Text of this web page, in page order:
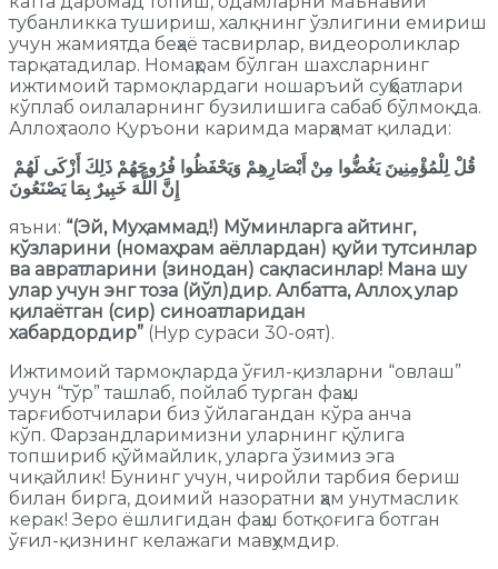
тубанликка тушириш, халқнинг ўзлигини емириш
учун жамиятда беҳаё тасвирлар, видеороликлар
тарқатадилар. Номаҳрам бўлган шахсларнинг
ижтимоий тармоқлардаги ношаръий суҳбатлари
кўплаб оилаларнинг бузилишига сабаб бўлмоқда.
Аллоҳ таоло Қуръони каримда марҳамат қилади:
قُلْ لِلْمُؤْمِنِينَ يَغُضُّوا مِنْ أَبْصَارِهِمْ وَيَحْفَظُوا فُرُوجَهُمْ ذَلِكَ أَزْكَى لَهُمْ
إِنَّ اللَّهَ خَبِيرٌ بِمَا يَصْنَعُونَ
яъни: “(Эй, Муҳаммад!) Мўминларга айтинг,
кўзларини (номаҳрам аёллардан) қуйи тутсинлар
ва авратларини (зинодан) сақласинлар! Мана шу
улар учун энг тоза (йўл)дир. Албатта, Аллоҳ улар
қилаётган (сир) синоатларидан
хабардордир” (Нур сураси 30-оят).
Ижтимоий тармоқларда ўғил-қизларни “овлаш”
учун “тўр” ташлаб, пойлаб турган фаҳш
тарғиботчилари биз ўйлагандан кўра анча
кўп. Фарзандларимизни уларнинг қўлига
топшириб қўймайлик, уларга ўзимиз эга
чиқайлик! Бунинг учун, чиройли тарбия бериш
билан бирга, доимий назоратни ҳам унутмаслик
керак! Зеро ёшлигидан фаҳш ботқоғига ботган
ўғил-қизнинг келажаги мавҳумдир.